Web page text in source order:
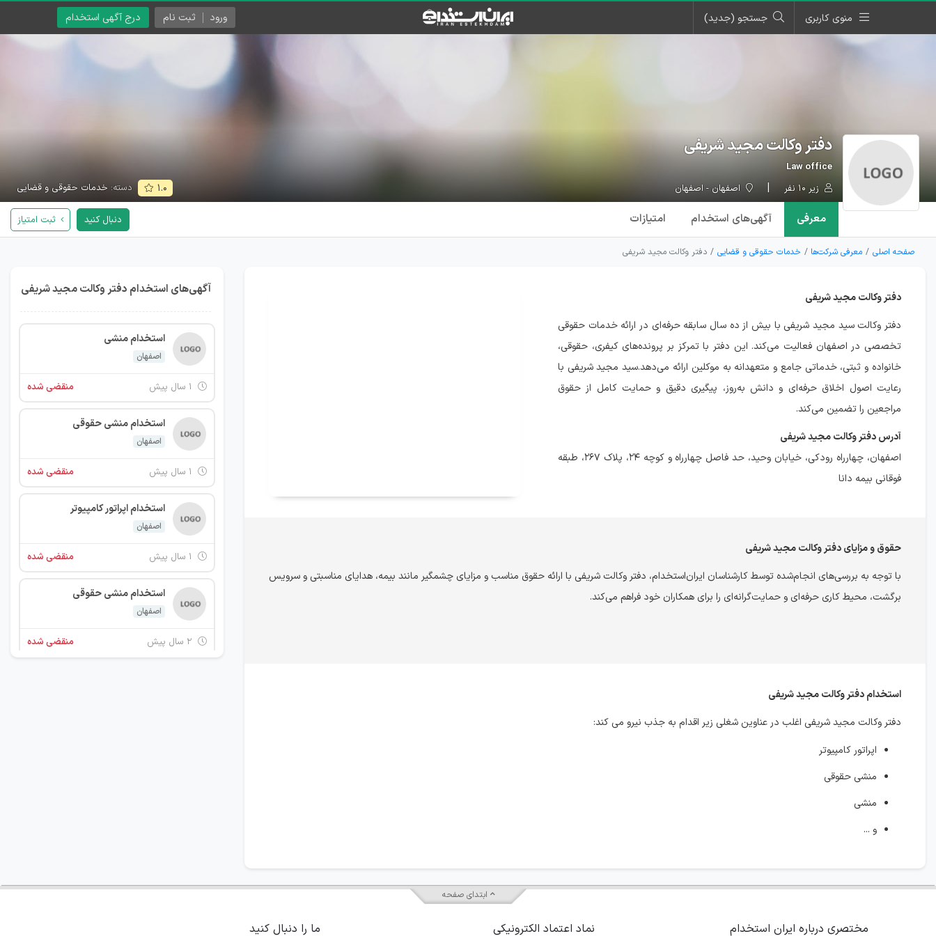
منوی کاربری جستجو (جدید) درج آگهی استخدام ورود ثبت نام
دفتر وکالت مجید شریفی
Law office
زیر ۱۰ نفر
اصفهان - اصفهان ۱.۰ دسته: خدمات حقوقی و قضایی
معرفی آگهی‌های استخدام امتیازات دنبال کنید ثبت امتیاز
صفحه اصلی معرفی شرکت‌ها خدمات حقوقی و قضایی دفتر وکالت مجید شریفی
دفتر وکالت مجید شریفی
دفتر وکالت سید مجید شریفی با بیش از ده سال سابقه حرفه‌ای در ارائه خدمات حقوقی
تخصصی در اصفهان فعالیت می‌کند. این دفتر با تمرکز بر پرونده‌های کیفری، حقوقی،
خانواده و ثبتی، خدماتی جامع و متعهدانه به موکلین ارائه می‌دهد.سید مجید شریفی با
رعایت اصول اخلاق حرفه‌ای و دانش به‌روز، پیگیری دقیق و حمایت کامل از حقوق
مراجعین را تضمین می‌کند.
آدرس دفتر وکالت مجید شریفی
اصفهان، چهارراه رودکی، خیابان وحید، حد فاصل چهارراه و کوچه ۲۴، پلاک ۲۶۷، طبقه
فوقانی بیمه دانا
حقوق و مزایای دفتر وکالت مجید شریفی
با توجه به بررسی‌های انجام‌شده توسط کارشناسان ایران‌استخدام، دفتر وکالت شریفی با ارائه حقوق مناسب و مزایای چشمگیر مانند بیمه، هدایای مناسبتی و سرویس
برگشت، محیط کاری حرفه‌ای و حمایت‌گرانه‌ای را برای همکاران خود فراهم می‌کند.
استخدام دفتر وکالت مجید شریفی
دفتر وکالت مجید شریفی اغلب در عناوین شغلی زیر اقدام به جذب نیرو می کند:
اپراتور کامپیوتر
منشی حقوقی
منشی
و ...
آگهی‌های استخدام دفتر وکالت مجید شریفی
استخدام منشی
اصفهان
منقضی شده
استخدام منشی حقوقی
اصفهان
منقضی شده
استخدام اپراتور کامپیوتر
اصفهان
منقضی شده
استخدام منشی حقوقی
اصفهان
منقضی شده
ابتدای صفحه
مختصری درباره ایران استخدام نماد اعتماد الکترونیکی ما را دنبال کنید